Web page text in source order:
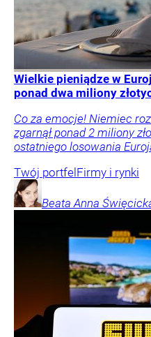
Wielkie pieniądze w
ponad dwa miliony
Co za emocje! Niemiec
zgarnął ponad 2 miliony
ostatniego losowania
Twój portfelFirmy i rynki
Beata Anna